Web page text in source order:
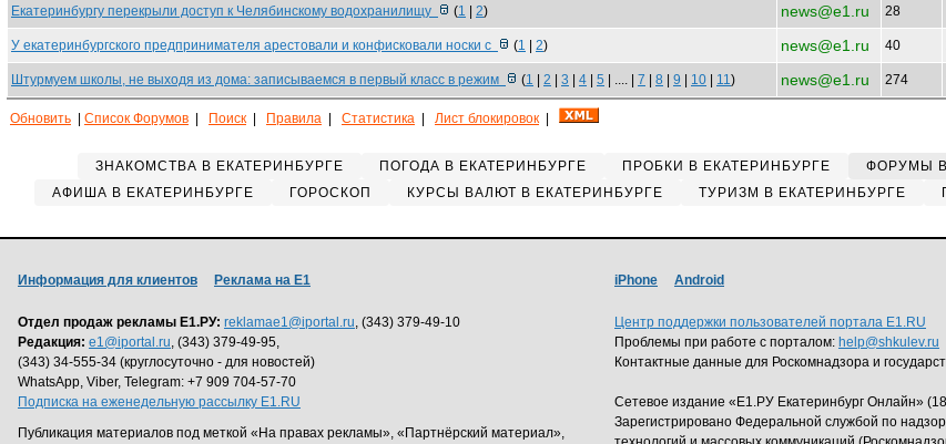
Екатеринбургу перекрыли доступ к Челябинскому водохранилищу (1 2) news@e1.ru 28
У екатеринбургского предпринимателя арестовали и конфисковали носки с (1 2) news@e1.ru 40
Штурмуем школы, не выходя из дома: записываемся в первый класс в режим (1 2 3 4 5 | .... | 7 8 9 10 11) news@e1.ru 274
Обновить Список Форумов Поиск Правила Статистика Лист блокировок
ЗНАКОМСТВА В ЕКАТЕРИНБУРГЕ ПОГОДА В ЕКАТЕРИНБУРГЕ ПРОБКИ В ЕКАТЕРИНБУРГЕ ФОРУМЫ
АФИША В ЕКАТЕРИНБУРГЕ
ГОРОСКОП КУРСЫ ВАЛЮТ В ЕКАТЕРИНБУРГЕ ТУРИЗМ В ЕКАТЕРИНБУРГЕ
Информация для клиентов Реклама на Е1
Отдел продаж рекламы Е1.РУ: reklamae1@iportal.ru, (343) 379-49-10
Редакция: e1@iportal.ru, (343) 379-49-95,
(343) 34-555-34 (круглосуточно - для новостей)
WhatsApp, Viber, Telegram: +7 909 704-57-70
Подписка на еженедельную рассылку E1.RU
Публикация материалов под меткой «На правах рекламы», «Партнёрский материал»,
iPhone Android
Центр поддержки пользователей портала E1.RU
Проблемы при работе с порталом: help@shkulev.ru
Контактные данные для Роскомнадзора и
Сетевое издание «Е1.РУ Екатеринбург Онлайн»
Зарегистрировано Федеральной службой по